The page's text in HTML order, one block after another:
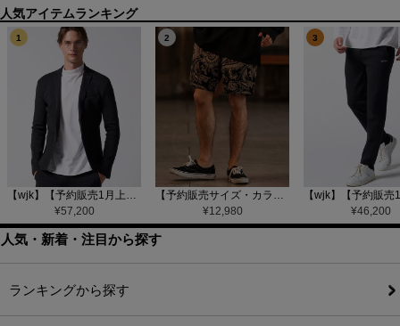
1
【wjk】【予約販売1月上旬～中旬入荷】function knit jacket(jacquard check) ニットジャケット(207 mw08j)
¥57,200
2
【予約販売サイズ・カラーにより納期異なる】【CAMBIO(カンビオ)】Gobelin Short Pants ショートパンツ(CAM25SS-002)
¥12,980
3
¥46,200
人気・新着・注目から探す
ランキングから探す